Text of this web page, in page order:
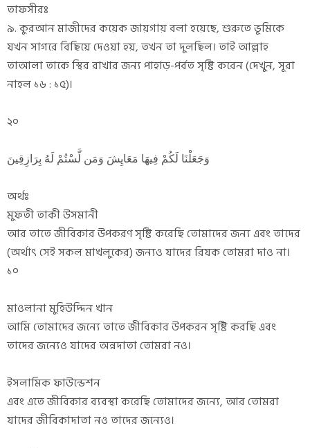
তাফসীরঃ
৯. কুরআন মাজীদের কয়েক জায়গায় বলা হয়েছে, শুরুতে ভূমিকে
যখন সাগরে বিছিয়ে দেওয়া হয়, তখন তা দুলছিল। তাই আল্লাহ
তাআলা তাকে স্থির রাখার জন্য পাহাড়-পর্বত সৃষ্টি করেন (দেখুন, সূরা
নাহল ১৬ : ১৫)।
২০
وَجَعَلْنَا لَكُمْ فِيهَا مَعَايِشَ وَمَن لَّسْتُمْ لَهُ بِرَازِقِينَ
অর্থঃ
মুফতী তাকী উসমানী
আর তাতে জীবিকার উপকরণ সৃষ্টি করেছি তোমাদের জন্য এবং তাদের
(অর্থাৎ সেই সকল মাখলুকের) জন্যও যাদের রিযক তোমরা দাও না।
১০
মাওলানা মুহিউদ্দিন খান
আমি তোমাদের জন্যে তাতে জীবিকার উপকরন সৃষ্টি করছি এবং
তাদের জন্যেও যাদের অন্নদাতা তোমরা নও।
ইসলামিক ফাউন্ডেশন
এবং এতে জীবিকার ব্যবস্থা করেছি তোমাদের জন্যে, আর তোমরা
যাদের জীবিকাদাতা নও তাদের জন্যেও।